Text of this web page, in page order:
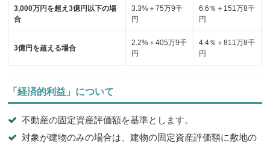
3,000万円を超え3億円以下の場
合
3.3%＋75万9千
円
6.6％＋151万8千
円
3億円を超える場合
2.2%＋405万9千
円
4.4％＋811万8千
円
「経済的利益」について
不動産の固定資産評価額を基準とします。
対象が建物のみの場合は、建物の固定資産評価額に敷地の